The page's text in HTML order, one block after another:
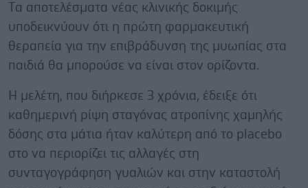
Tα αποτελέσματα νέας κλινικής δοκιμής
υποδεικνύουν ότι η πρώτη φαρμακευτική
θεραπεία για την επιβράδυνση της μυωπίας στα
παιδιά θα μπορούσε να είναι στον ορίζοντα.
Η μελέτη, που διήρκεσε 3 χρόνια, έδειξε ότι
καθημερινή ρίψη σταγόνας ατροπίνης χαμηλής
δόσης στα μάτια ήταν καλύτερη από το placebo
στο να περιορίζει τις αλλαγές στη
συνταγογράφηση γυαλιών και στην καταστολή